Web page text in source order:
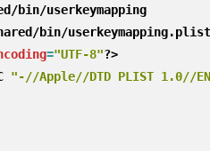
bin/userkeymapping
bin/userkeymapping.plist
="UTF-8"?>
"-//Apple//DTD PLIST 1.0//